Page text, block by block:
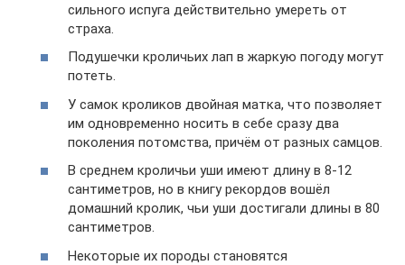
сильного испуга действительно умереть от
страха.
Подушечки кроличьих лап в жаркую погоду могут
потеть.
У самок кроликов двойная матка, что позволяет
им одновременно носить в себе сразу два
поколения потомства, причём от разных самцов.
В среднем кроличьи уши имеют длину в 8-12
сантиметров, но в книгу рекордов вошёл
домашний кролик, чьи уши достигали длины в 80
сантиметров.
Некоторые их породы становятся